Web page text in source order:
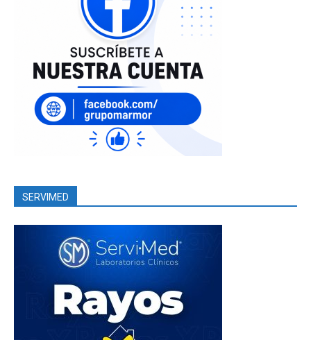
SERVIMED